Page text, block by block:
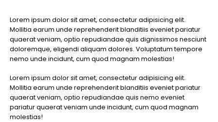
Lorem ipsum dolor sit amet, consectetur adipisicing elit.
Mollitia earum unde reprehenderit blanditiis eveniet pariatur
quaerat veniam, optio repudiandae quis dignissimos nesciunt
doloremque, eligendi aliquam dolores. Voluptatum tempore
nemo unde incidunt, cum quod magnam molestias!
Lorem ipsum dolor sit amet, consectetur adipisicing elit.
Mollitia earum unde reprehenderit blanditiis eveniet pariatur
quaerat veniam, optio repudiandae quis nemo eveniet
pariatur quaerat veniam unde incidunt, cum quod magnam
molestias!